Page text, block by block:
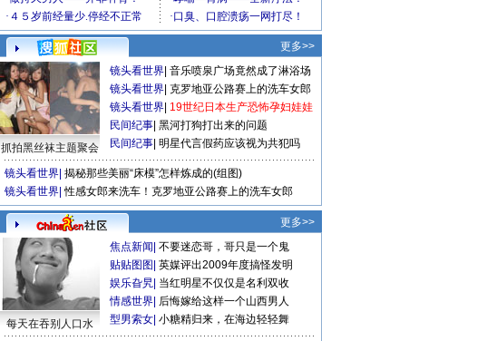
更多>>
抓拍黑丝袜主题聚会
镜头看世界 音乐喷泉广场竟然成了淋浴场
镜头看世界 克罗地亚公路赛上的洗车女郎
镜头看世界 19世纪日本生产恐怖孕妇娃娃
民间纪事 黑河打狗打出来的问题
民间纪事 明星代言假药应该视为共犯吗
镜头看世界 揭秘那些美丽“床模”怎样炼成的(组图)
镜头看世界 性感女郎来洗车！克罗地亚公路赛上的洗车女郎
更多>>
每天在吞别人口水
焦点新闻 不要迷恋哥，哥只是一个鬼
贴贴图图 英媒评出2009年度搞怪发明
娱乐旮旯 当红明星不仅仅是名利双收
情感世界 后悔嫁给这样一个山西男人
型男索女 小糖精归来，在海边轻轻舞